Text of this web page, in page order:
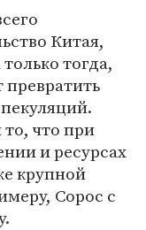
Китая,
тогда,
превратить
то, что при
и ресурсах
крупной
Сорос с